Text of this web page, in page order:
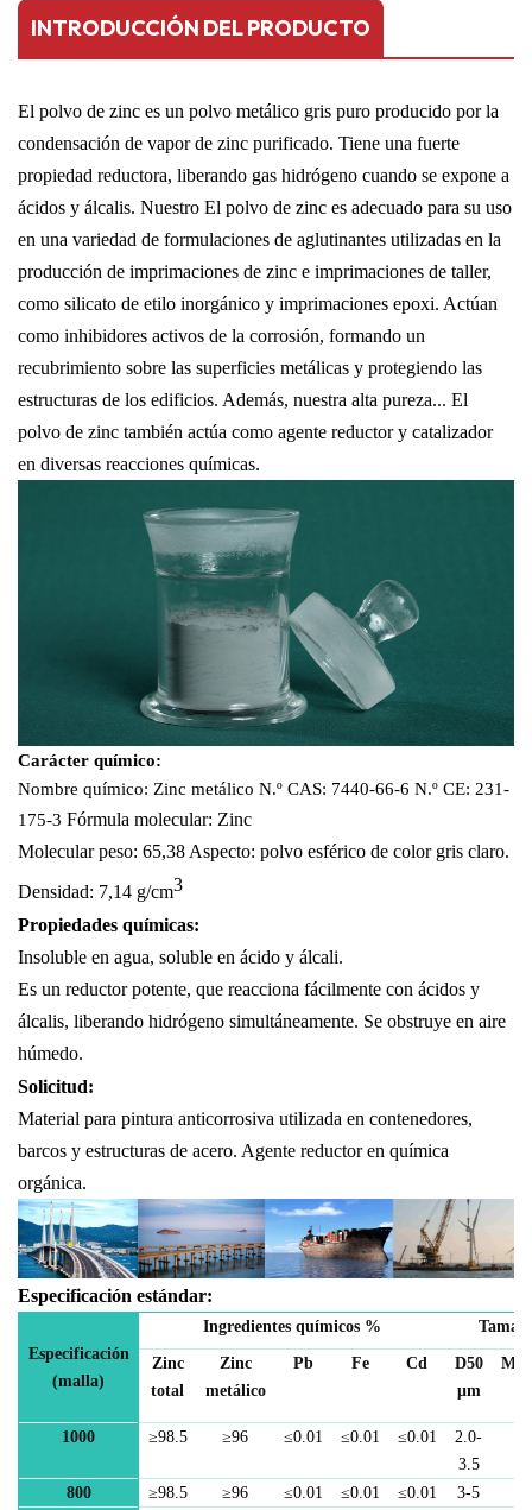
INTRODUCCIÓN DEL PRODUCTO
El polvo de zinc es un polvo metálico gris puro producido por la
condensación de vapor de zinc purificado. Tiene una fuerte
propiedad reductora, liberando gas hidrógeno cuando se expone a
ácidos y álcalis. Nuestro El polvo de zinc es adecuado para su uso
en una variedad de formulaciones de aglutinantes utilizadas en la
producción de imprimaciones de zinc e imprimaciones de taller,
como silicato de etilo inorgánico y imprimaciones epoxi. Actúan
como inhibidores activos de la corrosión, formando un
recubrimiento sobre las superficies metálicas y protegiendo las
estructuras de los edificios. Además, nuestra alta pureza... El
polvo de zinc también actúa como agente reductor y catalizador
en diversas reacciones químicas.
Carácter químico:
Nombre químico: Zinc metálico N.º CAS: 7440-66-6 N.º CE: 231-
175-3 Fórmula molecular: Zinc
Molecularpeso: 65,38 Aspecto: polvo esférico de color gris claro.
Densidad: 7,14 g/cm3
Propiedades químicas:
Insoluble en agua, soluble en ácido y álcali.
Es un reductor potente, que reacciona fácilmente con ácidos y
álcalis, liberando hidrógeno simultáneamente. Se obstruye en aire
húmedo.
Solicitud:
Material para pintura anticorrosiva utilizada en contenedores,
barcos y estructuras de acero. Agente reductor en química
orgánica.
Especificación estándar:
Especificación
(malla)
Ingredientes químicos %
Zinc
total
Zinc
metálico
Pb Fe Cd
D50
μm
1000 ≥98.5 ≥96 ≤0.01 ≤0.01 ≤0.01
2.0-
3.5
800 ≥98.5 ≥96 ≤0.01 ≤0.01 ≤0.01 3-5